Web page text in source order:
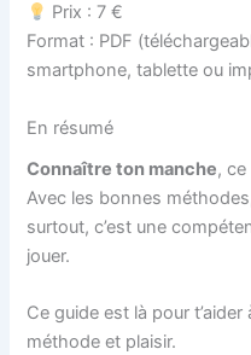
Prix : 7 €
Format : PDF
smartphone, tablette ou
En résumé
Connaître ton manche, ce
Avec les bonnes
surtout, c’est une
jouer.
Ce guide est là pour
méthode et plaisir.